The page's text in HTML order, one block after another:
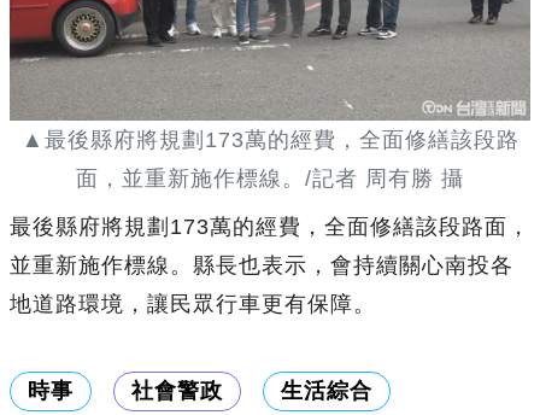
▲最後縣府將規劃173萬的經費，全面修繕該段路
面，並重新施作標線。/記者 周有勝 攝
最後縣府將規劃173萬的經費，全面修繕該段路面，
並重新施作標線。縣長也表示，會持續關心南投各
地道路環境，讓民眾行車更有保障。
時事 社會警政 生活綜合